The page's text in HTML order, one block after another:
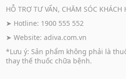
HỖ TRỢ TƯ VẤN, CHĂM SÓC KHÁCH
➤ Hotline: 1900 555 552
➤ Website: adiva.com.vn
*Lưu ý: Sản phẩm không phải là
thay thế thuốc chữa bệnh.